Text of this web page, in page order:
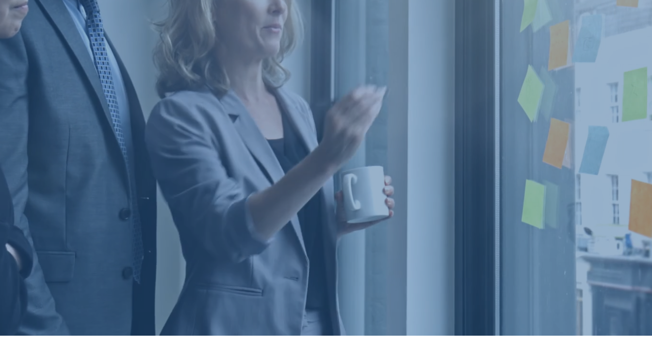
pour :
créer vos meilleures
formations
humaines, management, IA
accompagner et
coacher vos managers pour réussir les
transformations stratégiques de vos organisations
alimenter votre vision avec le conseil
prendre les meilleures décisions
animer des
conférences
captivantes pour vos équipes
vous conseiller sur
l'intégration de l'Intelligence Artificielle
dans vos organisations